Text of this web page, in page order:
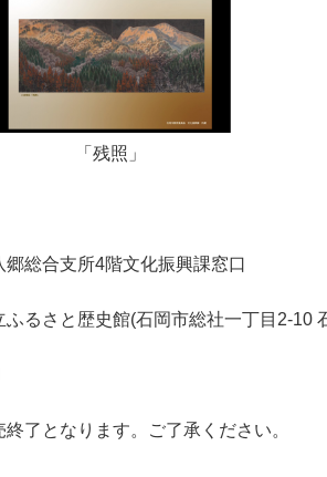
「残照」
総合支所4階文化振興課窓口
歴史館(石岡市総社一丁目2-10 石
了となります。ご了承ください。